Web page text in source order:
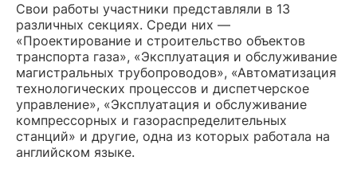
Свои работы участники представляли в 13
различных секциях. Среди них —
«Проектирование и строительство объектов
транспорта газа», «Эксплуатация и обслуживание
магистральных трубопроводов», «Автоматизация
технологических процессов и диспетчерское
управление», «Эксплуатация и обслуживание
компрессорных и газораспределительных
станций» и другие, одна из которых работала на
английском языке.